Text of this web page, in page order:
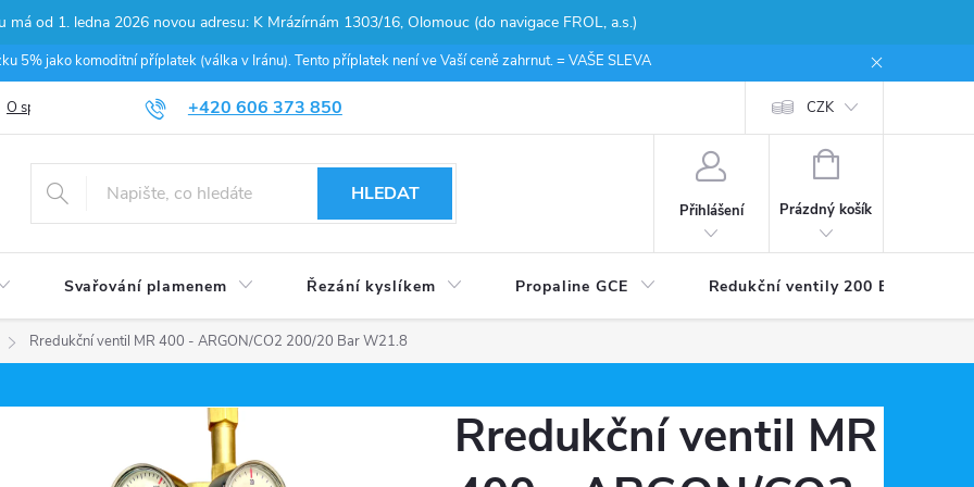
má od 1. ledna 2026 novou adresu: K Mrázírnám 1303/16, Olomouc (do navigace FROL, a.s.)
5% jako komoditní příplatek (válka v Iránu). Tento příplatek není ve Vaší ceně zahrnut. = VAŠE SLEVA
+420 606 373 850
O společnosti Podmínky ochrany osobních údajů CZK
HLEDAT
Přihlášení
NÁKUPNÍ
Prázdný košík
Svařování plamenem Řezání kyslíkem Propaline GCE Redukční ventily 200 Bar
Rredukční ventil MR 400 - ARGON/CO2 200/20 Bar W21.8
Rredukční ventil MR